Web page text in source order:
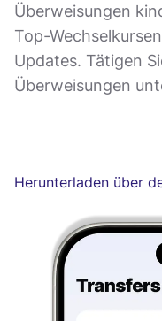
Überweisungen
Top-
Updates. Tätigen
Überweisungen
Herunterladen über